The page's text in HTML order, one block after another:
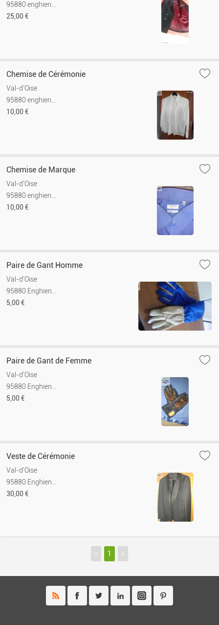
95880 enghien...
25,00 €
Chemise de Cérémonie
Val-d'Oise
95880 enghien...
10,00 €
Chemise de Marque
Val-d'Oise
95880 enghien...
10,00 €
Paire de Gant Homme
Val-d'Oise
95880 Enghien...
5,00 €
Paire de Gant de Femme
Val-d'Oise
95880 Enghien...
5,00 €
Veste de Cérémonie
Val-d'Oise
95880 Enghien...
30,00 €
< 1 >